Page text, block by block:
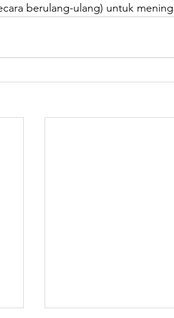
berulang-ulang) untuk